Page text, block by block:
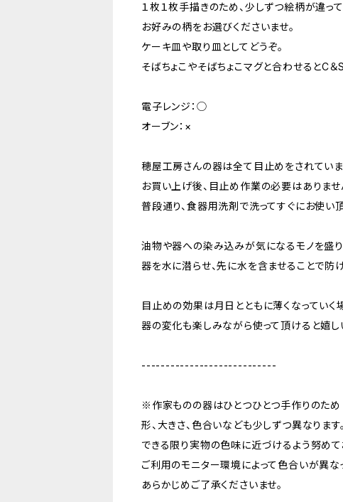
１枚１枚手描きのため、少しずつ絵柄が違って
お好みの柄をお選びくださいませ。
ケーキ皿や取り皿としてどうぞ。
そばちょこやそばちょこマグと合わせるとC
電子レンジ：◯
オーブン：×
穂屋工房さんの器は全て目止めをされていま
お買い上げ後、目止め作業の必要はありませ
普段通り、食器用洗剤で洗ってすぐにお使い頂
油物や器への染み込みが気になるモノを盛
器を水に潜らせ、先に水を含ませることで防
目止めの効果は月日とともに薄くなっていく
器の変化も楽しみながら使って頂けると嬉し
----------------------------
※作家ものの器はひとつひとつ手作りのため
形、大きさ、色合いなども少しずつ異なります。
できる限り実物の色味に近づけるよう努めて
ご利用のモニター環境によって色合いが異な
あらかじめご了承くださいませ。